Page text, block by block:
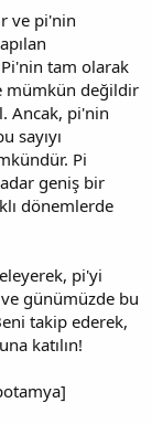
ve pi'nin
Pi'nin tam olarak
mümkün değildir
Ancak, pi'nin
sayıyı
Pi
geniş bir
dönemlerde
pi'yi
ve günümüzde bu
takip ederek,
katılın!